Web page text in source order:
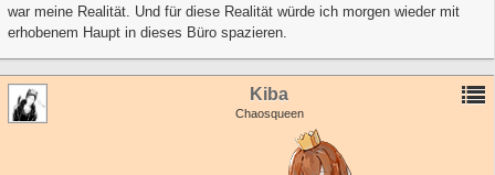
war meine Realität. Und für diese Realität würde ich morgen wieder mit
erhobenem Haupt in dieses Büro spazieren.
Kiba
Chaosqueen